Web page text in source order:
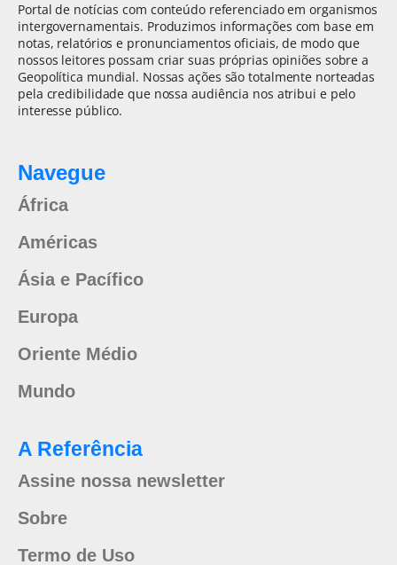
Portal de notícias com conteúdo referenciado em organismos
intergovernamentais. Produzimos informações com base em
notas, relatórios e pronunciamentos oficiais, de modo que
nossos leitores possam criar suas próprias opiniões sobre a
Geopolítica mundial. Nossas ações são totalmente norteadas
pela credibilidade que nossa audiência nos atribui e pelo
interesse público.
Navegue
África
Américas
Ásia e Pacífico
Europa
Oriente Médio
Mundo
A Referência
Assine nossa newsletter
Sobre
Termo de Uso